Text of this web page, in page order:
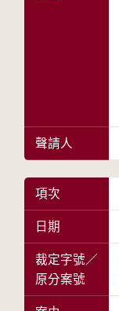
聲請人
項次
日期
裁定字號／
原分案號